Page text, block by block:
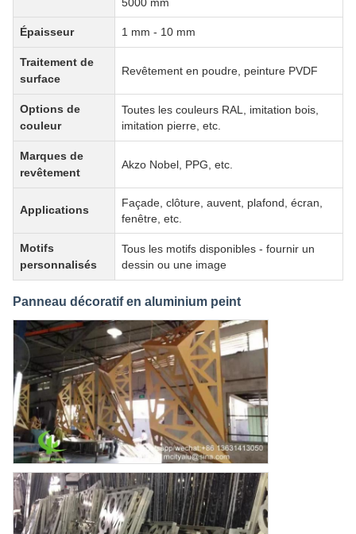
Épaisseur 1 mm - 10 mm
Traitement de
surface
Revêtement en poudre, peinture PVDF
Options de
couleur
Toutes les couleurs RAL, imitation bois,
imitation pierre, etc.
Marques de
revêtement
Akzo Nobel, PPG, etc.
Applications
Façade, clôture, auvent, plafond, écran,
fenêtre, etc.
Motifs
personnalisés
Tous les motifs disponibles - fournir un
dessin ou une image
Panneau décoratif en aluminium peint